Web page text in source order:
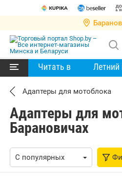
Читать в Летний
Адаптеры для мотоблока
Адаптеры для
Барановичах